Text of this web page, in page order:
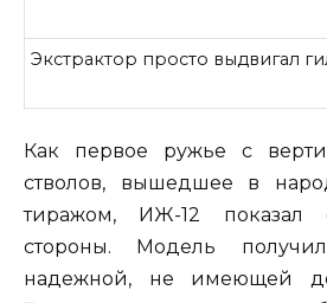
Экстрактор просто выдвигал
Как первое ружье с
стволов, вышедшее в
тиражом, ИЖ-12
стороны. Модель
надежной, не имеющей